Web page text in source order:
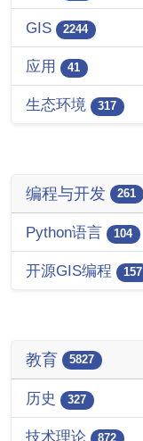
GIS 2244
应用 41
生态环境 317
编程与开发 261
Python语言 104
开源GIS编程 157
教育 5827
历史 327
技术理论 872